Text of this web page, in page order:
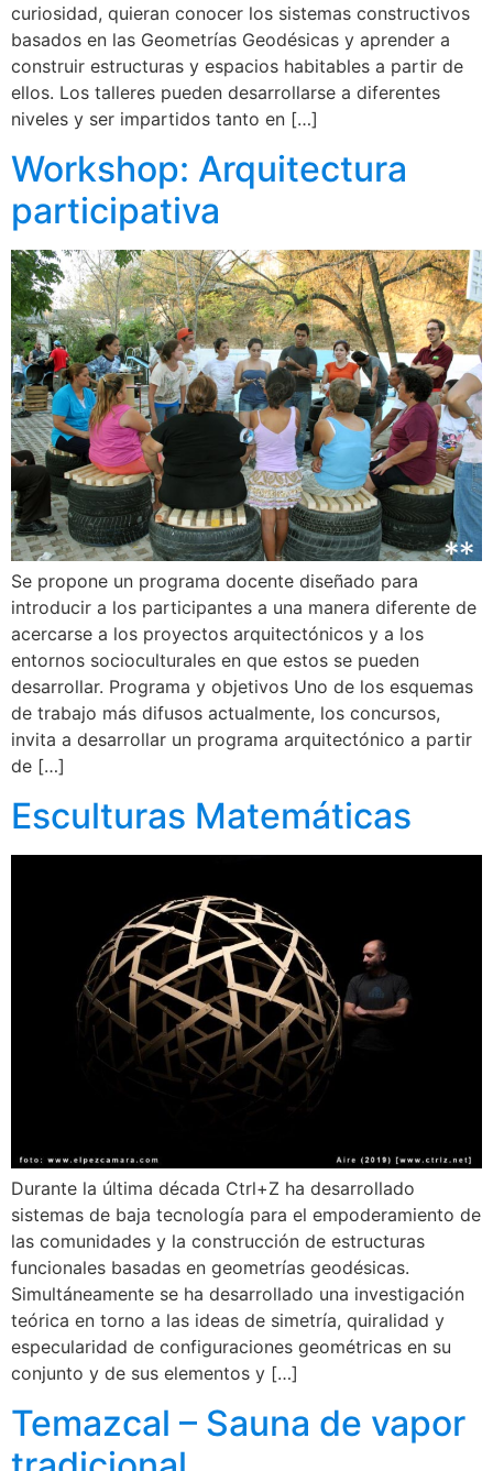
curiosidad, quieran conocer los sistemas constructivos
basados en las Geometrías Geodésicas y aprender a
construir estructuras y espacios habitables a partir de
ellos. Los talleres pueden desarrollarse a diferentes
niveles y ser impartidos tanto en […]
Workshop: Arquitectura
participativa
Se propone un programa docente diseñado para
introducir a los participantes a una manera diferente de
acercarse a los proyectos arquitectónicos y a los
entornos socioculturales en que estos se pueden
desarrollar. Programa y objetivos Uno de los esquemas
de trabajo más difusos actualmente, los concursos,
invita a desarrollar un programa arquitectónico a partir
de […]
Esculturas Matemáticas
Durante la última década Ctrl+Z ha desarrollado
sistemas de baja tecnología para el empoderamiento de
las comunidades y la construcción de estructuras
funcionales basadas en geometrías geodésicas.
Simultáneamente se ha desarrollado una investigación
teórica en torno a las ideas de simetría, quiralidad y
especularidad de configuraciones geométricas en su
conjunto y de sus elementos y […]
Temazcal – Sauna de vapor